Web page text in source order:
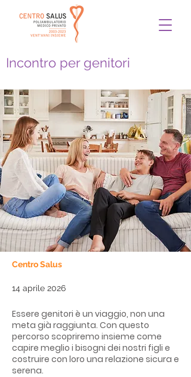
Incontro per genitori
Centro Salus
14 aprile 2026
Essere genitori è un viaggio, non una
meta già raggiunta. Con questo
percorso scopriremo insieme come
capire meglio i bisogni dei nostri figli e
costruire con loro una relazione sicura e
serena.